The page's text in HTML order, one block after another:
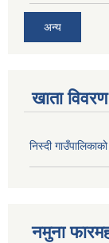
अन्य
खाता विवरण
निस्दी
नमुना